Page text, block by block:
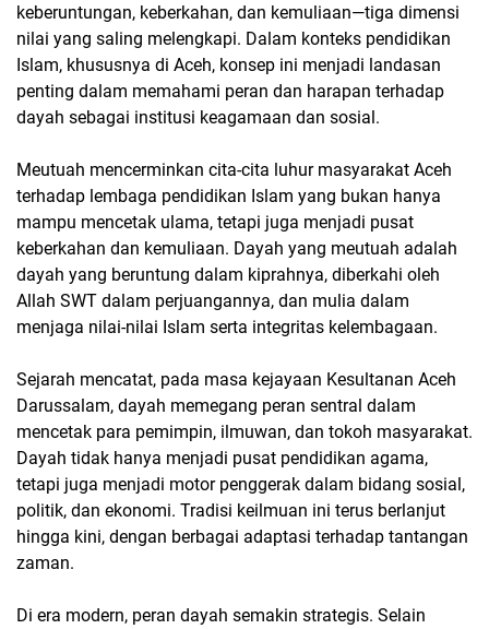
keberuntungan, keberkahan, dan kemuliaan—tiga dimensi
nilai yang saling melengkapi. Dalam konteks pendidikan
Islam, khususnya di Aceh, konsep ini menjadi landasan
penting dalam memahami peran dan harapan terhadap
dayah sebagai institusi keagamaan dan sosial.
Meutuah mencerminkan cita-cita luhur masyarakat Aceh
terhadap lembaga pendidikan Islam yang bukan hanya
mampu mencetak ulama, tetapi juga menjadi pusat
keberkahan dan kemuliaan. Dayah yang meutuah adalah
dayah yang beruntung dalam kiprahnya, diberkahi oleh
Allah SWT dalam perjuangannya, dan mulia dalam
menjaga nilai-nilai Islam serta integritas kelembagaan.
Sejarah mencatat, pada masa kejayaan Kesultanan Aceh
Darussalam, dayah memegang peran sentral dalam
mencetak para pemimpin, ilmuwan, dan tokoh masyarakat.
Dayah tidak hanya menjadi pusat pendidikan agama,
tetapi juga menjadi motor penggerak dalam bidang sosial,
politik, dan ekonomi. Tradisi keilmuan ini terus berlanjut
hingga kini, dengan berbagai adaptasi terhadap tantangan
zaman.
Di era modern, peran dayah semakin strategis. Selain